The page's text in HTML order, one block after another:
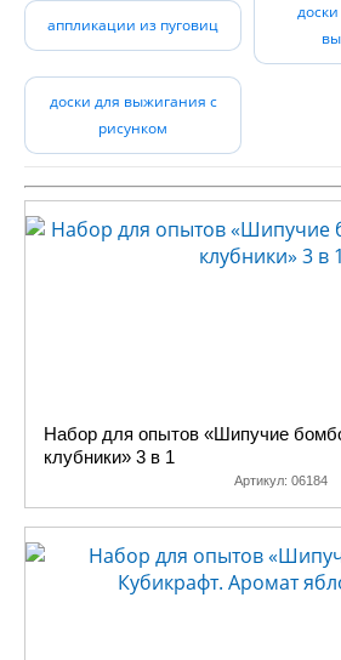
аппликации из пуговиц
доски для выжигания с
рисунком
Набор для опытов «Шипучие
клубники» 3 в 1
Артикул: 06184